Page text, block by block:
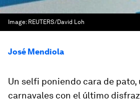
Image: REUTERS/David Loh
José Mendiola
Un selfi poniendo cara de pato,
carnavales con el último